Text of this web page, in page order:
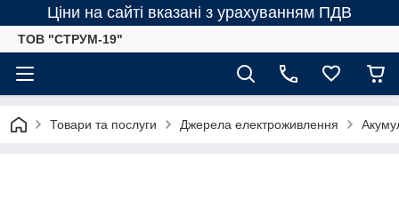
Ціни на сайті вказані з урахуванням ПДВ
ТОВ "СТРУМ-19"
Товари та послуги Джерела електроживлення